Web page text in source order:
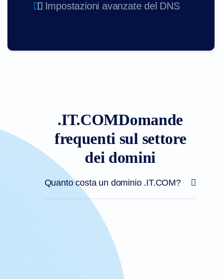
Impostazioni avanzate del DNS
.IT.COMDomande
frequenti sul settore
dei domini
Quanto costa un dominio .IT.COM?